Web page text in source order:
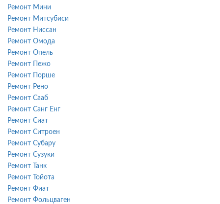
Ремонт Мини
Ремонт Митсубиси
Ремонт Ниссан
Ремонт Омода
Ремонт Опель
Ремонт Пежо
Ремонт Порше
Ремонт Рено
Ремонт Сааб
Ремонт Санг Енг
Ремонт Сиат
Ремонт Ситроен
Ремонт Субару
Ремонт Сузуки
Ремонт Танк
Ремонт Тойота
Ремонт Фиат
Ремонт Фольцваген